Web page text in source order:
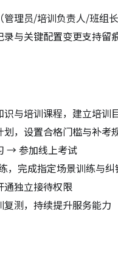
理员/培训负责人/班组
与关键配置变更支持留
识与培训课程，建立培训
划，设置合格门槛与补考
→ 参加线上考试
，完成指定场景训练与纠
通独立接待权限
测，持续提升服务能力